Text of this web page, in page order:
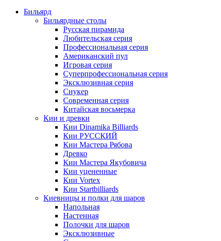
Бильярд
Бильярдные столы
Русская пирамида
Любительская серия
Профессиональная серия
Американский пул
Игровая серия
Суперпрофессиональная серия
Эксклюзивная серия
Снукер
Современная серия
Китайская восьмерка
Кии и древки
Кии Dinamika Billiards
Кии РУССКИЙ
Кии Мастера Рябова
Древко
Кии Мастера Якубовича
Кии уцененные
Кии Vortex
Кии Startbilliards
Киевницы и полки для шаров
Напольная
Настенная
Полочки для шаров
Эксклюзивные